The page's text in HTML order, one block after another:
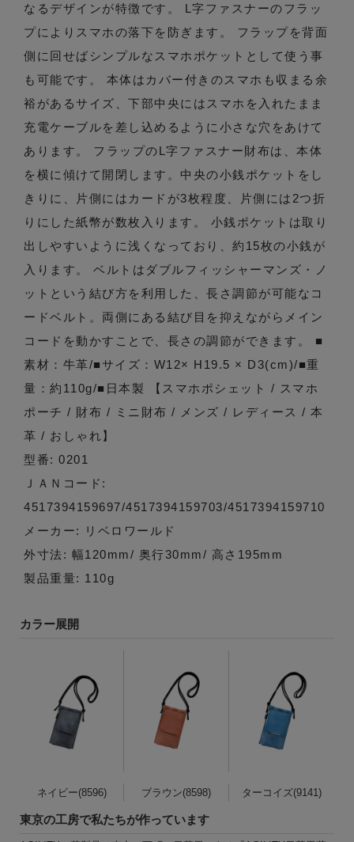
なるデザインが特徴です。 L字ファスナーのフラッ
プによりスマホの落下を防ぎます。 フラップを背面
側に回せばシンプルなスマホポケットとして使う事
も可能です。 本体はカバー付きのスマホも収まる余
裕があるサイズ、下部中央にはスマホを入れたまま
充電ケーブルを差し込めるように小さな穴をあけて
あります。 フラップのL字ファスナー財布は、本体
を横に傾けて開閉します。中央の小銭ポケットをし
きりに、片側にはカードが3枚程度、片側には2つ折
りにした紙幣が数枚入ります。 小銭ポケットは取り
出しやすいように浅くなっており、約15枚の小銭が
入ります。 ベルトはダブルフィッシャーマンズ・ノ
ットという結び方を利用した、長さ調節が可能なコ
ードベルト。両側にある結び目を抑えながらメイン
コードを動かすことで、長さの調節ができます。 ■
素材：牛革/■サイズ：W12× H19.5 × D3(cm)/■重
量：約110g/■日本製 【スマホポシェット / スマホ
ポーチ / 財布 / ミニ財布 / メンズ / レディース / 本
革 / おしゃれ】
型番: 0201
ＪＡＮコード:
4517394159697/4517394159703/4517394159710
メーカー: リベロワールド
外寸法: 幅120mm/ 奥行30mm/ 高さ195mm
製品重量: 110g
カラー展開
ネイビー(8596) ブラウン(8598) ターコイズ(9141)
東京の工房で私たちが作っています